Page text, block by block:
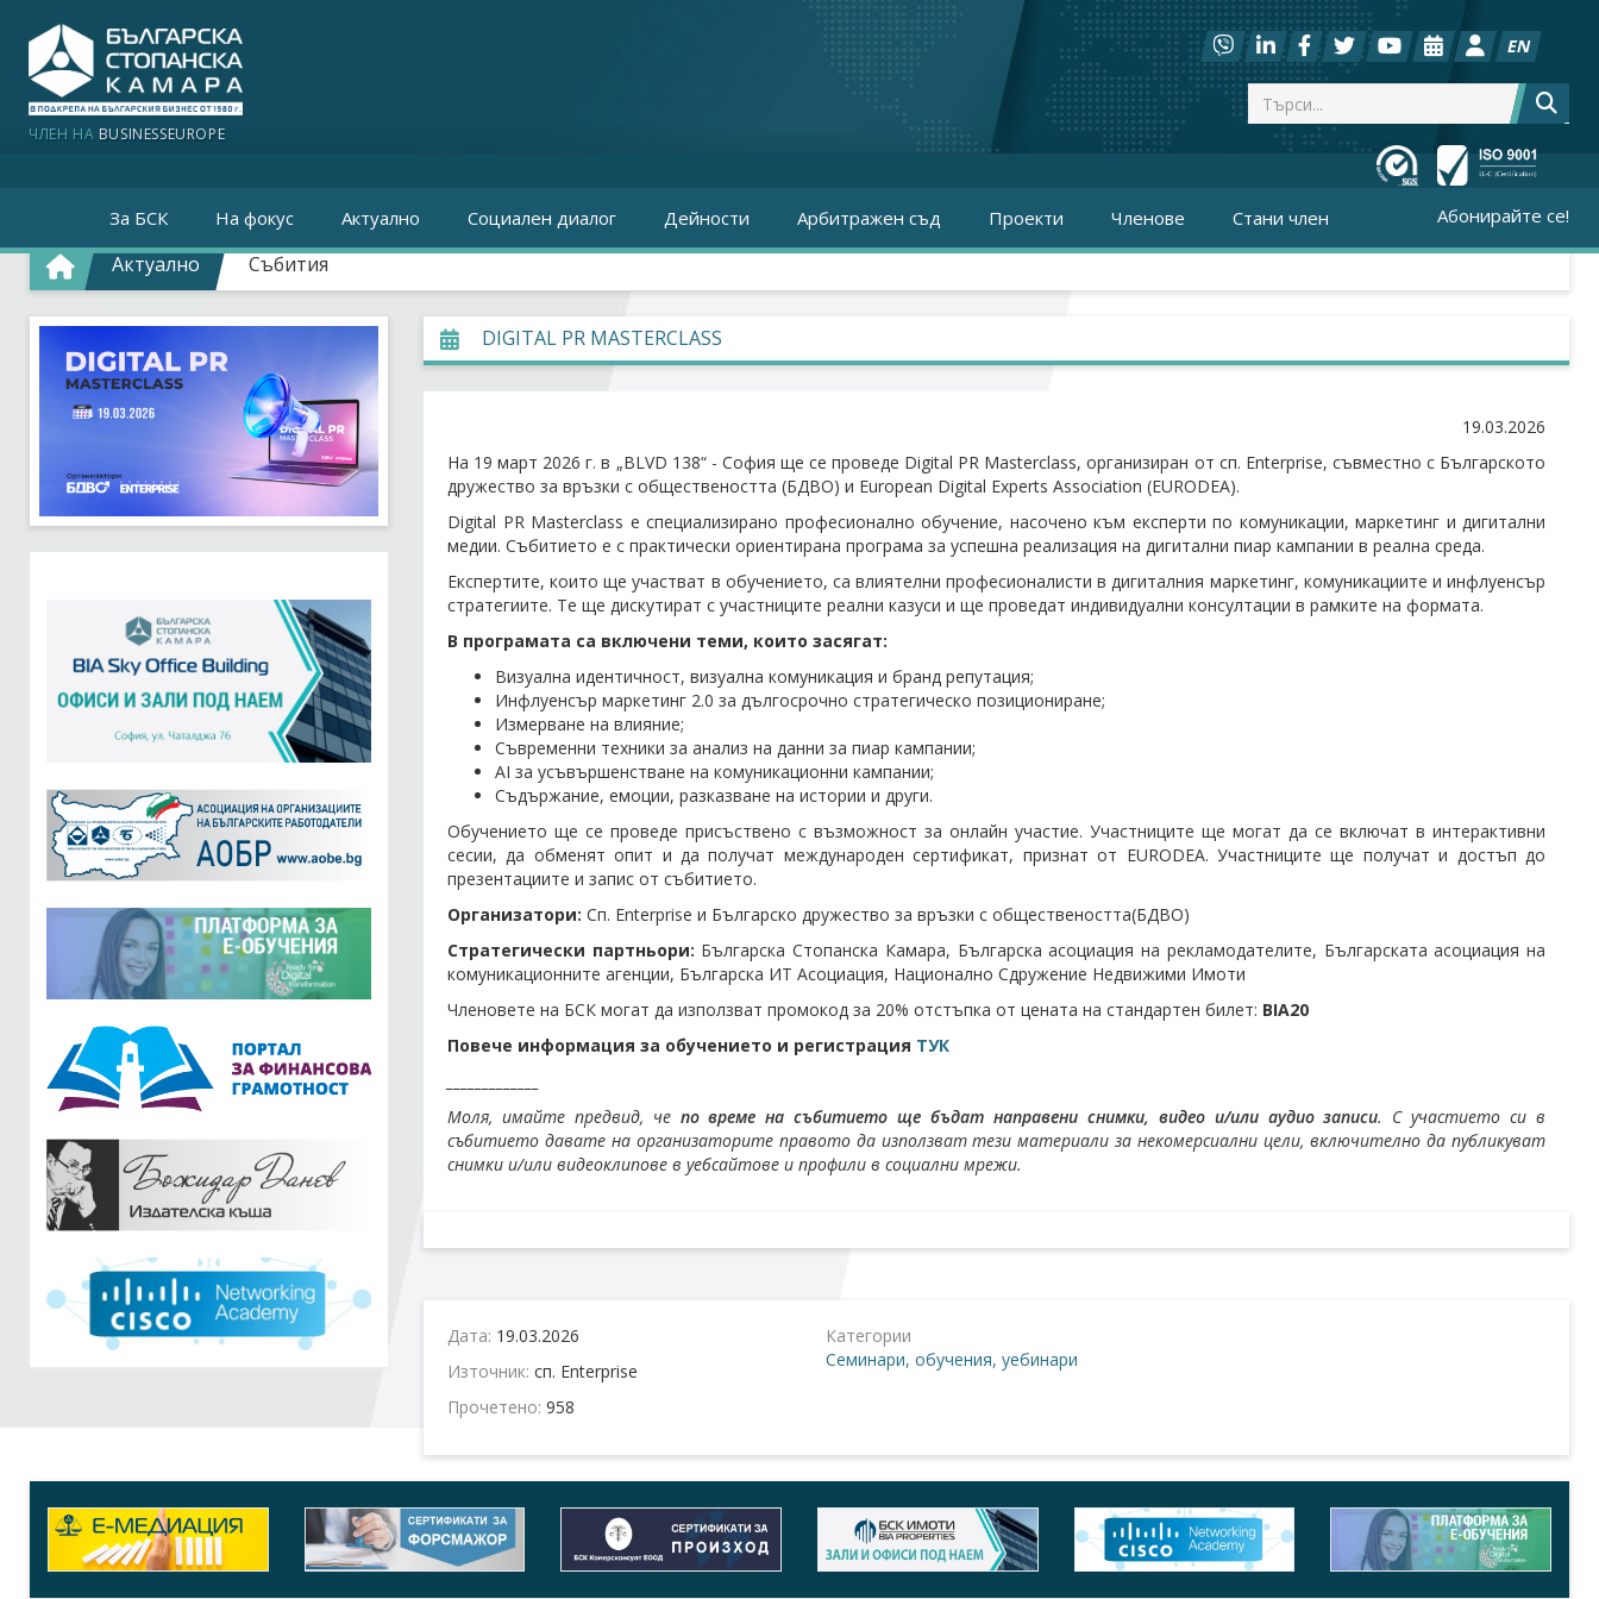
ЧЛЕН НА BUSINESSEUROPE
EN
За БСК На фокус Актуално Социален диалог Дейности Арбитражен съд Проекти Членове Стани член Абонирайте се!
Актуално Събития
DIGITAL PR MASTERCLASS
19.03.2026
На 19 март 2026 г. в „BLVD 138“ - София ще се проведе Digital PR Masterclass, организиран от сп. Enterprise, съвместно с Българското
дружество за връзки с обществеността (БДВО) и European Digital Experts Association (EURODEA).
Digital PR Masterclass е специализирано професионално обучение, насочено към експерти по комуникации, маркетинг и дигитални
медии. Събитието е с практически ориентирана програма за успешна реализация на дигитални пиар кампании в реална среда.
Експертите, които ще участват в обучението, са влиятелни професионалисти в дигиталния маркетинг, комуникациите и инфлуенсър
стратегиите. Те ще дискутират с участниците реални казуси и ще проведат индивидуални консултации в рамките на формата.
В програмата са включени теми, които засягат:
Визуална идентичност, визуална комуникация и бранд репутация;
Инфлуенсър маркетинг 2.0 за дългосрочно стратегическо позициониране;
Измерване на влияние;
Съвременни техники за анализ на данни за пиар кампании;
AI за усъвършенстване на комуникационни кампании;
Съдържание, емоции, разказване на истории и други.
Обучението ще се проведе присъствено с възможност за онлайн участие. Участниците ще могат да се включат в интерактивни
сесии, да обменят опит и да получат международен сертификат, признат от EURODEA. Участниците ще получат и достъп до
презентациите и запис от събитието.
Организатори: Сп. Enterprise и Българско дружество за връзки с обществеността(БДВО)
Стратегически партньори: Българска Стопанска Камара, Българска асоциация на рекламодателите, Българската асоциация на
комуникационните агенции, Българска ИТ Асоциация, Национално Сдружение Недвижими Имоти
Членовете на БСК могат да използват промокод за 20% отстъпка от цената на стандартен билет: BIA20
Повече информация за обучението и регистрация ТУК
Моля, имайте предвид, че по време на събитието ще бъдат направени снимки, видео и/или аудио записи. С участието си в
събитието давате на организаторите правото да използват тези материали за некомерсиални цели, включително да публикуват
снимки и/или видеоклипове в уебсайтове и профили в социални мрежи.
Дата: 19.03.2026
Източник: сп. Enterprise
Прочетено: 958
Категории
Семинари, обучения, уебинари